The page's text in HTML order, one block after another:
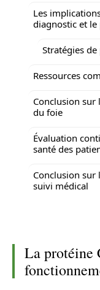
Les
diagnostic et
Stratégies
Ressources
Conclusion sur
du foie
Évaluation
santé des
Conclusion sur
suivi médical
La protéine